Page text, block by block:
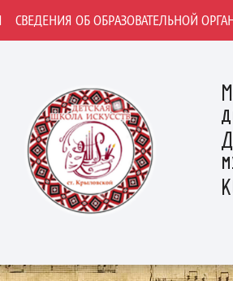
СВЕДЕНИЯ ОБ ОБРАЗОВАТЕЛЬНОЙ